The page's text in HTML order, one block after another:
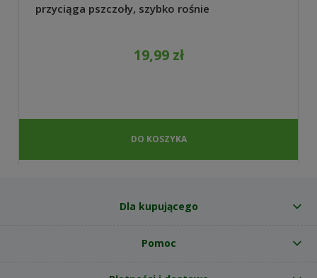
przyciąga pszczoły, szybko rośnie
19,99 zł
DO KOSZYKA
Dla kupującego
Pomoc